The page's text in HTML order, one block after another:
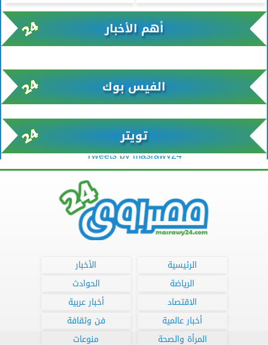
أهم الأخبار
الفيس بوك
تويتر
Tweets by masrawy24
الرئيسية
الأخبار
الرياضة
الحوادث
الاقتصاد
أخبار عربية
أخبار عالمية
فن وثقافة
المرأة والصحة
منوعات